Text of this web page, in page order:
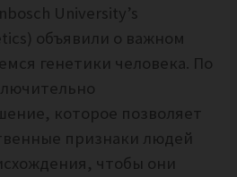
University’s
объявили о важном
генетики человека. По
которое позволяет
признаки людей
чтобы они